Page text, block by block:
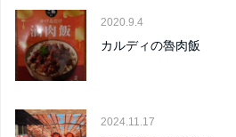
2020.9.4
カルディの魯肉飯
2024.11.17